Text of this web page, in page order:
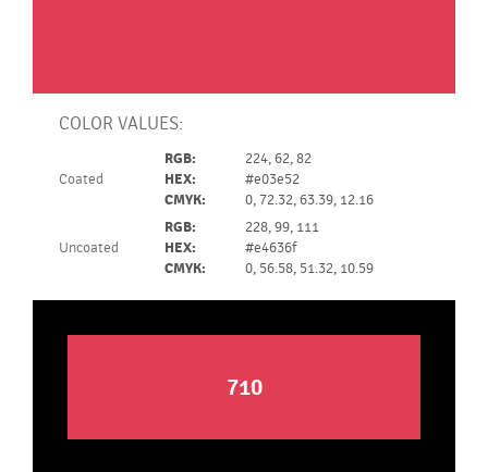
COLOR VALUES:
Coated
RGB:
HEX:
CMYK:
224, 62, 82
#e03e52
0, 72.32, 63.39, 12.16
Uncoated
RGB:
HEX:
CMYK:
228, 99, 111
#e4636f
0, 56.58, 51.32, 10.59
710